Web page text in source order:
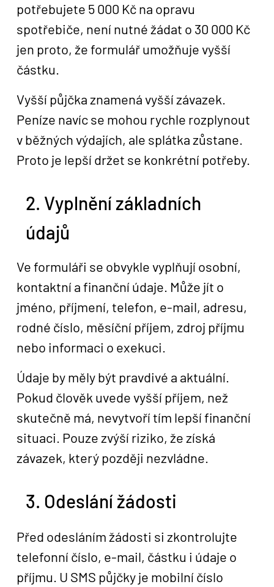
potřebujete 5 000 Kč na opravu
spotřebiče, není nutné žádat o 30 000 Kč
jen proto, že formulář umožňuje vyšší
částku.
Vyšší půjčka znamená vyšší závazek.
Peníze navíc se mohou rychle rozplynout
v běžných výdajích, ale splátka zůstane.
Proto je lepší držet se konkrétní potřeby.
2. Vyplnění základních
údajů
Ve formuláři se obvykle vyplňují osobní,
kontaktní a finanční údaje. Může jít o
jméno, příjmení, telefon, e-mail, adresu,
rodné číslo, měsíční příjem, zdroj příjmu
nebo informaci o exekuci.
Údaje by měly být pravdivé a aktuální.
Pokud člověk uvede vyšší příjem, než
skutečně má, nevytvoří tím lepší finanční
situaci. Pouze zvýší riziko, že získá
závazek, který později nezvládne.
3. Odeslání žádosti
Před odesláním žádosti si zkontrolujte
telefonní číslo, e-mail, částku i údaje o
příjmu. U SMS půjčky je mobilní číslo